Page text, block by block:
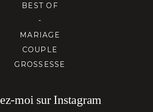
BEST OF
-
MARIAGE
COUPLE
GROSSESSE
moi sur Instagram